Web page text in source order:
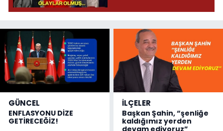
olmuş...
GÜNCEL
ENFLASYONU DİZE
GETİRECEĞİZ!
İLÇELER
Başkan Şahin, “şenliğe
kaldığımız yerden
devam ediyoruz”